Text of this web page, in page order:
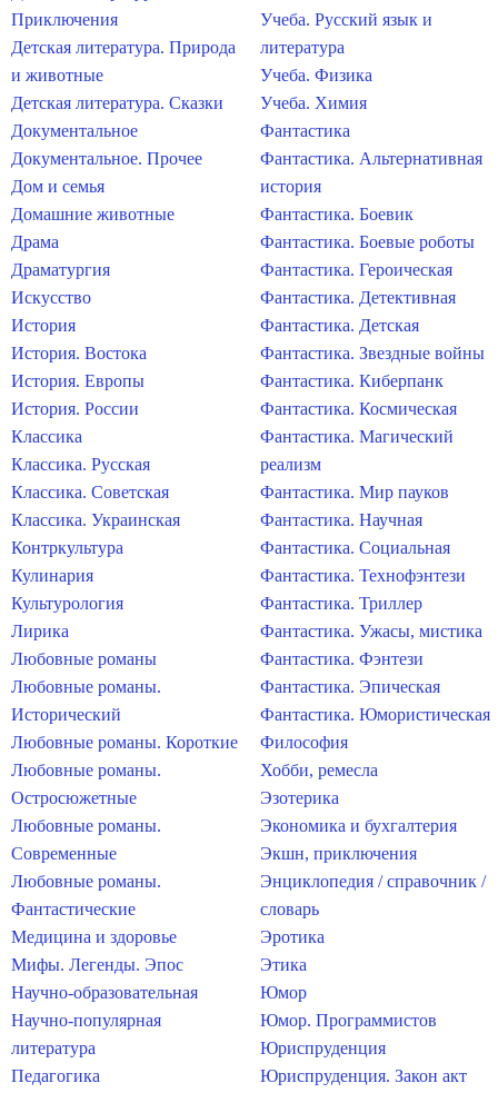
Приключения
Детская литература. Природа
и животные
Детская литература. Сказки
Документальное
Документальное. Прочее
Дом и семья
Домашние животные
Драма
Драматургия
Искусство
История
История. Востока
История. Европы
История. России
Классика
Классика. Русская
Классика. Советская
Классика. Украинская
Контркультура
Кулинария
Культурология
Лирика
Любовные романы
Любовные романы.
Исторический
Любовные романы. Короткие
Любовные романы.
Остросюжетные
Любовные романы.
Современные
Любовные романы.
Фантастические
Медицина и здоровье
Мифы. Легенды. Эпос
Научно-образовательная
Научно-популярная
литература
Педагогика
Учеба. Русский язык и
литература
Учеба. Физика
Учеба. Химия
Фантастика
Фантастика. Альтернативная
история
Фантастика. Боевик
Фантастика. Боевые роботы
Фантастика. Героическая
Фантастика. Детективная
Фантастика. Детская
Фантастика. Звездные войны
Фантастика. Киберпанк
Фантастика. Космическая
Фантастика. Магический
реализм
Фантастика. Мир пауков
Фантастика. Научная
Фантастика. Социальная
Фантастика. Технофэнтези
Фантастика. Триллер
Фантастика. Ужасы, мистика
Фантастика. Фэнтези
Фантастика. Эпическая
Фантастика. Юмористическая
Философия
Хобби, ремесла
Эзотерика
Экономика и бухгалтерия
Экшн, приключения
Энциклопедия / справочник /
словарь
Эротика
Этика
Юмор
Юмор. Программистов
Юриспруденция
Юриспруденция. Закон акт